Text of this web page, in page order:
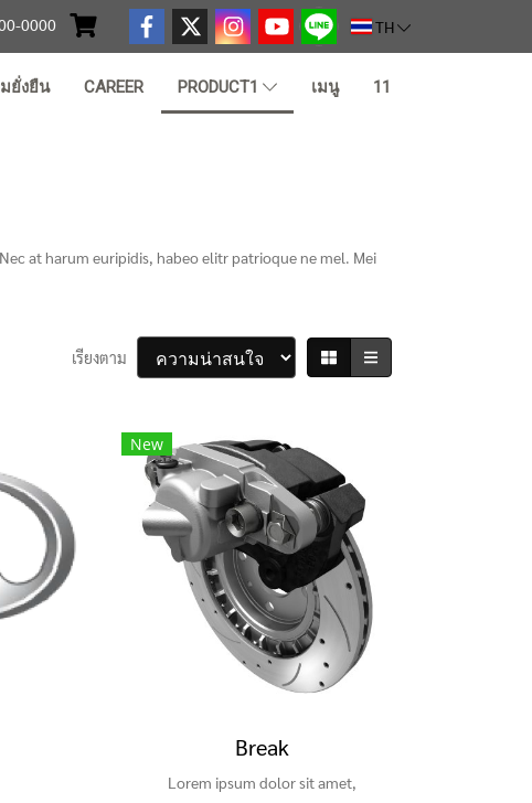
0000 TH
ยั่งยืน CAREER PRODUCT1 เมนู 11
at harum euripidis, habeo elitr patrioque ne mel. Mei
เรียงตาม
New
Break
Lorem ipsum dolor sit amet,